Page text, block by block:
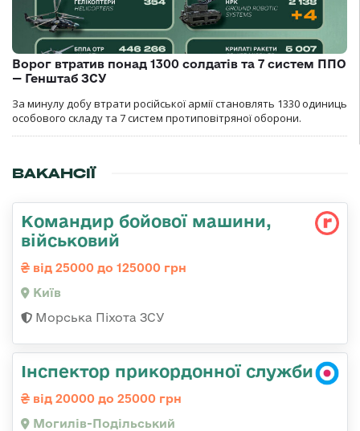
Ворог втратив понад 1300 солдатів та 7 систем ППО
— Генштаб ЗСУ
За минулу добу втрати російської армії становлять 1330 одиниць
особового складу та 7 систем протиповітряної оборони.
ВАКАНСІЇ
Командиp бойової машини,
військовий
від 25000 до 125000 грн
Київ
Морська Піхота ЗСУ
Інспектор прикордонної служби
від 20000 до 25000 грн
Могилів-Подільський